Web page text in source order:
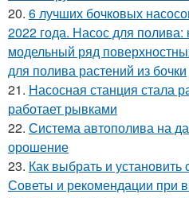
20. 6 лучших бочковых
2022 года. Насос для полива:
модельный ряд
для полива растений из бочки
21. Насосная станция стала
работает рывками
22. Система автополива на
орошение
23. Как выбрать и
Советы и рекомендации при